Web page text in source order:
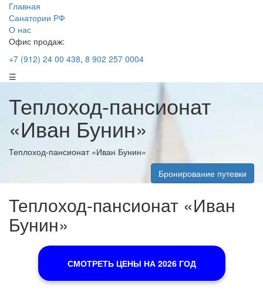
Главная
Санатории РФ
О нас
Офис продаж:
+7 (912) 24 00 438, 8 902 257 0004
☰
Теплоход-пансионат
«Иван Бунин»
Теплоход-пансионат «Иван Бунин»
Бронирование путевки
Теплоход-пансионат «Иван
Бунин»
СМОТРЕТЬ ЦЕНЫ НА 2026 ГОД